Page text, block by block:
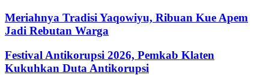
Meriahnya Tradisi Yaqowiyu, Ribuan Kue Apem
Jadi Rebutan Warga
Festival Antikorupsi 2026, Pemkab Klaten
Kukuhkan Duta Antikorupsi